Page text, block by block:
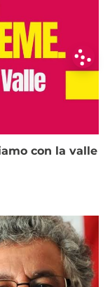
con la valle